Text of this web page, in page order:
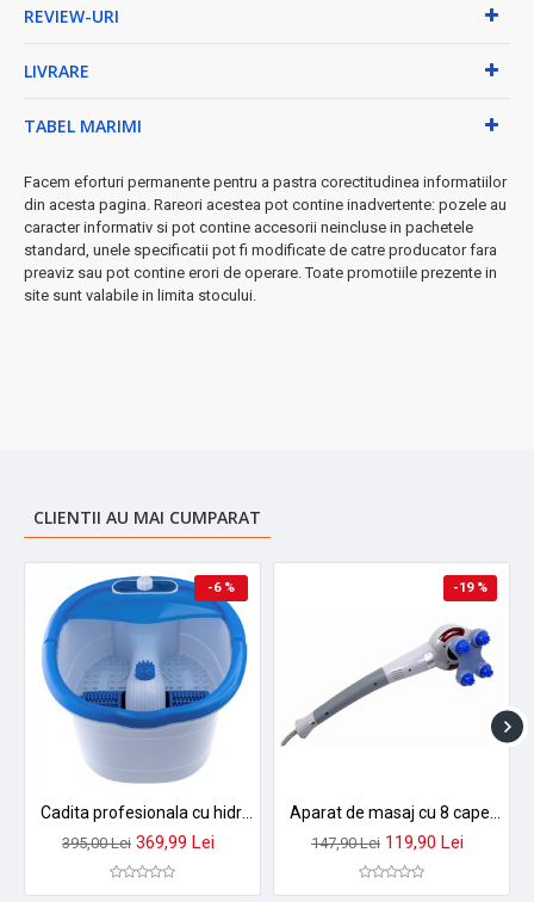
dar poate fii utilizata si in orice alta zona a corpului;
Specificatii:
Dotata cu 40 de functii pentru masaj;
Alimentare 220V;
Ofera un masaj placut si relaxant.
Dimensiuni cutie: 21 x 35 ( inaltime, latime )
Cutia dispune de un maner, pentru a fi transportata cu usurinta oriunde
REVIEW-URI
LIVRARE
TABEL MARIMI
Facem eforturi permanente pentru a pastra corectitudinea informatiilor
din acesta pagina. Rareori acestea pot contine inadvertente: pozele au
caracter informativ si pot contine accesorii neincluse in pachetele
standard, unele specificatii pot fi modificate de catre producator fara
preaviz sau pot contine erori de operare. Toate promotiile prezente in
site sunt valabile in limita stocului.
CLIENTII AU MAI CUMPARAT
-6 %
395,00 Lei 369,99 Lei
-19 %
147,90 Lei 119,90 Lei